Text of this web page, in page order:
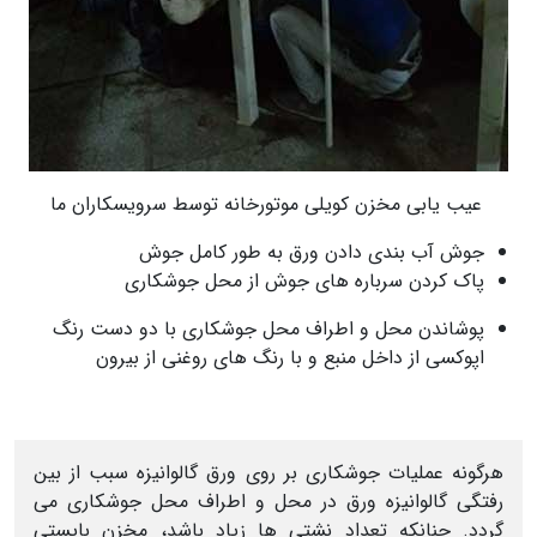
عیب یابی مخزن کویلی موتورخانه توسط سرویسکاران ما
جوش آب بندی دادن ورق به طور كامل جوش
پاک کردن سرباره های جوش از محل جوشكاری
پوشاندن محل و اطراف محل جوشكاری با دو دست رنگ
اپوكسی از داخل منبع و با رنگ های روغنی از بیرون
هرگونه عملیات جوشكاری بر روی ورق گالوانيزه سبب از بين
رفتگی گالوانيزه ورق در محل و اطراف محل جوشكاری می
گردد. چنانکه تعداد نشتی ها زیاد باشد، مخزن بایستی